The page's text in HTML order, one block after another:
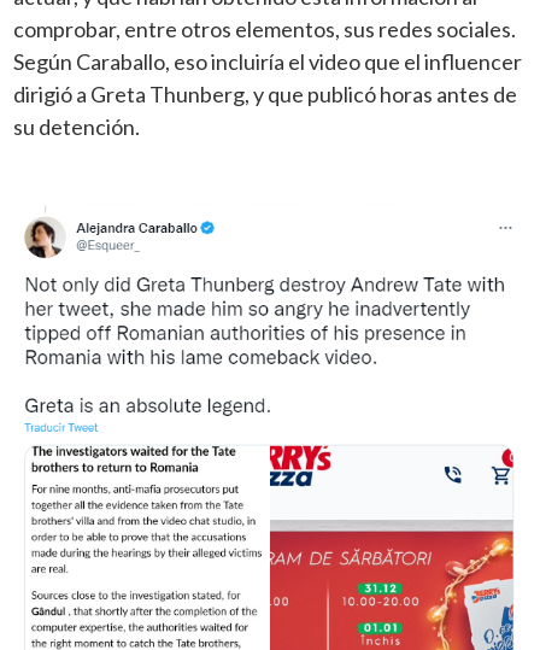
comprobar, entre otros elementos, sus redes sociales.
Según Caraballo, eso incluiría el video que el influencer
dirigió a Greta Thunberg, y que publicó horas antes de
su detención.